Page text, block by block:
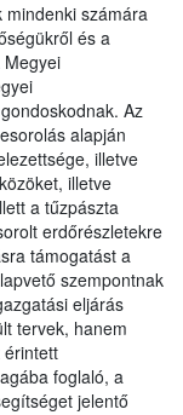
mindenki számára
és a
Megyei
Az
alapján
illetve
illetve
a tűzpászta
erdőrészletekre
támogatást a
szempontnak
eljárás
tervek, hanem
érintett
foglaló, a
jelentő